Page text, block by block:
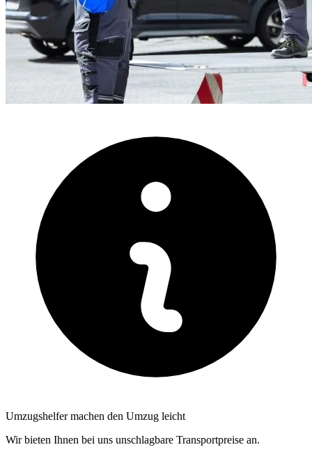
Umzugshelfer machen den Umzug leicht
Wir bieten Ihnen bei uns unschlagbare Transportpreise an.